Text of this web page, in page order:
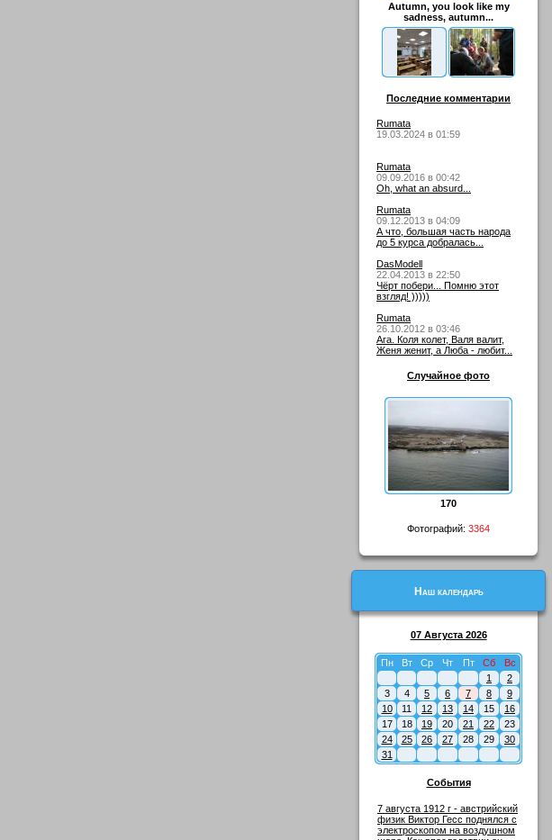
Autumn, you look like my
sadness, autumn...
Последние комментарии
Rumata
19.03.2024 в 01:59
Rumata
09.09.2016 в 00:42
Oh, what an absurd...
Rumata
09.12.2013 в 04:09
А что, большая часть народа
до 5 курса добралась...
DasModell
22.04.2013 в 22:50
Чёрт побери... Помню этот
взгляд! )))))
Rumata
26.10.2012 в 03:46
Ага. Коля колет, Валя валит,
Женя женит, а Люба - любит...
Случайное фото
170
Фотографий: 3364
Наш календарь
07 Августа 2026
Пн Вт Ср Чт Пт Сб
Вс
1
2
3
4 5 6 7 8
9
10
11 12 13 14 15
16
17
18 19 20 21 22
23
24
25 26 27 28 29
30
31
События
7 августа 1912 г - австрийский
физик Виктор Гесс поднялся с
электроскопом на воздушном